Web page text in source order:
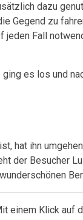
dazu
Gegend zu
Fall
es los und
hat ihn
der Besucher
einem Klick auf